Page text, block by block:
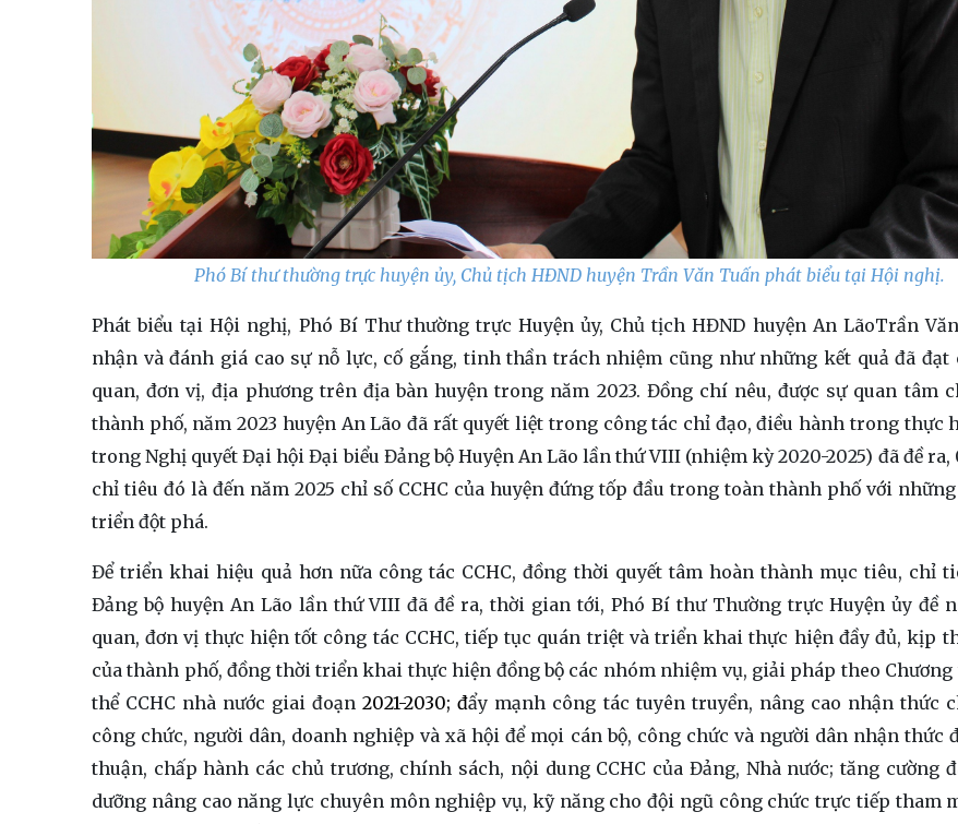
Phó Bí thư thường trực huyện ủy, Chủ tịch HĐND huyện Trần Văn Tuấn phát biểu tại Hội nghị.
Phát biểu tại Hội nghị, Phó Bí Thư thường trực Huyện ủy, Chủ tịch HĐND huyện An LãoTrần
nhận và đánh giá cao sự nỗ lực, cố gắng, tinh thần trách nhiệm cũng như những kết quả đã đạt
quan, đơn vị, địa phương trên địa bàn huyện trong năm 2023. Đồng chí nêu, được sự quan tâm
thành phố, năm 2023 huyện An Lão đã rất quyết liệt trong công tác chỉ đạo, điều hành trong thực
trong Nghị quyết Đại hội Đại biểu Đảng bộ Huyện An Lão lần thứ VIII (nhiệm kỳ 2020-2025) đã đề ra,
chỉ tiêu đó là đến năm 2025 chỉ số CCHC của huyện đứng tốp đầu trong toàn thành phố với
triển đột phá.
Để triển khai hiệu quả hơn nữa công tác CCHC, đồng thời quyết tâm hoàn thành mục tiêu, chỉ
Đảng bộ huyện An Lão lần thứ VIII đã đề ra, thời gian tới, Phó Bí thư Thường trực Huyện ủy đề
quan, đơn vị thực hiện tốt công tác CCHC, tiếp tục quán triệt và triển khai thực hiện đầy đủ, kịp
của thành phố, đồng thời triển khai thực hiện đồng bộ các nhóm nhiệm vụ, giải pháp theo
thể CCHC nhà nước giai đoạn2021-2030; đẩy mạnh công tác tuyên truyền, nâng cao nhận thức
công chức, người dân, doanh nghiệp và xã hội để mọi cán bộ, công chức và người dân nhận thức
thuận, chấp hành các chủ trương, chính sách, nội dung CCHC của Đảng, Nhà nước; tăng cường
dưỡng nâng cao năng lực chuyên môn nghiệp vụ, kỹ năng cho đội ngũ công chức trực tiếp tham